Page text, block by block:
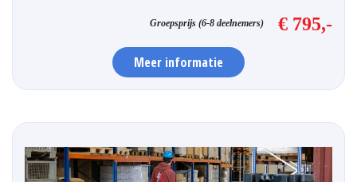
Groepsprijs (6-8 deelnemers) € 795,-
Meer informatie